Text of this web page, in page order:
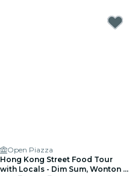
Open Piazza
Hong Kong Street Food Tour
with Locals - Dim Sum, Wonton &